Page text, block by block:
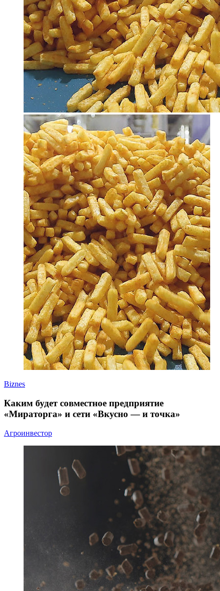
Biznes
Каким будет совместное предприятие
«Мираторга» и сети «Вкусно — и точка»
Агроинвестор